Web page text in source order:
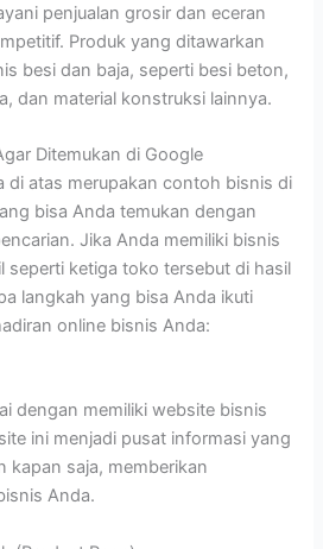
penjualan grosir dan eceran
Produk yang ditawarkan
besi dan baja, seperti besi beton,
dan material konstruksi lainnya.
Ditemukan di Google
di atas merupakan contoh bisnis di
bisa Anda temukan dengan
Jika Anda memiliki bisnis
seperti ketiga toko tersebut di hasil
langkah yang bisa Anda ikuti
online bisnis Anda:
dengan memiliki website bisnis
ini menjadi pusat informasi yang
kapan saja, memberikan
Anda.